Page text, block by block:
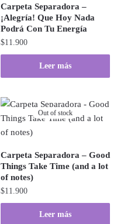
Carpeta Separadora –
¡Alegría! Que Hoy Nada
Podrá Con Tu Energía
$11.900
Leer más
Out of stock
Carpeta Separadora – Good
Things Take Time (and a lot
of notes)
$11.900
Leer más